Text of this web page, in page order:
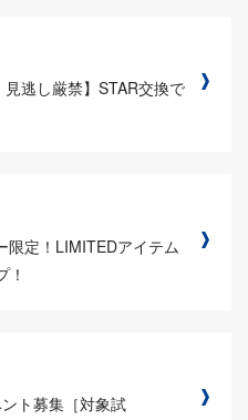
見逃し厳禁】STAR交換で
限定！LIMITEDアイテム
！
ト募集［対象試